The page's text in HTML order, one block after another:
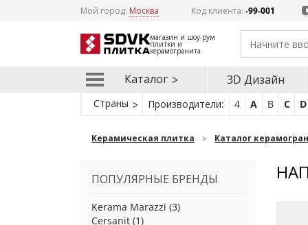
Мой город: Москва Код клиента: -99-001
магазин и шоу-рум
плитки и
керамогранита
Каталог 3D Дизайн
Страны Производители: 4 A B C D
Керамическая плитка Каталог
ПОПУЛЯРНЫЕ БРЕНДЫ
Kerama Marazzi (3)
Cersanit (1)